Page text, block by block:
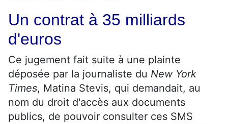
Un contrat à 35 milliards
d'euros
Ce jugement fait suite à une plainte
déposée par la journaliste du New York
Times, Matina Stevis, qui demandait, au
nom du droit d'accès aux documents
publics, de pouvoir consulter ces SMS